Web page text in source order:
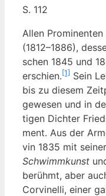
S. 112
Allen
(1812–1886),
schen 1845 und
erschien.[1] Sein
bis zu die­sem
gewe­sen und in
ti­gen Dich­ter
ment. Aus der
vin 1835 mit sei­ner
Schwimm­kunst
berühmt, aber
Cor­vi­nel­li, einer